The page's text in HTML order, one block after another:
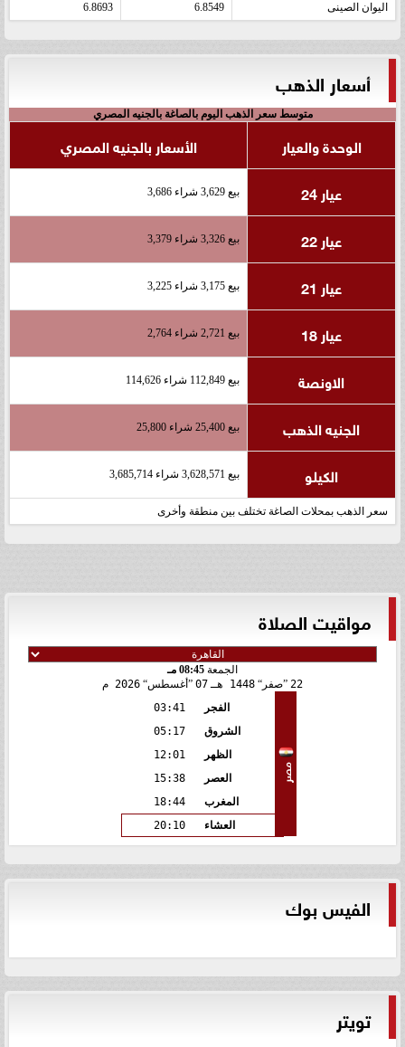
اليوان الصينى 6.8549
6.8693
أسعار الذهب
متوسط سعر الذهب اليوم بالصاغة بالجنيه المصري
الوحدة والعيار
الأسعار بالجنيه المصري
عيار 24
بيع 3,629 شراء 3,686
عيار 22 بيع 3,326 شراء 3,379
عيار 21 بيع 3,175 شراء 3,225
عيار 18 بيع 2,721 شراء 2,764
الاونصة بيع 112,849 شراء 114,626
الجنيه الذهب بيع 25,400 شراء 25,800
الكيلو بيع 3,628,571 شراء 3,685,714
سعر الذهب بمحلات الصاغة تختلف بين منطقة وأخرى
مواقيت الصلاة
الجمعة 08:45 مـ
22 صفر 1448 هـ 07 أغسطس 2026 م
مصر
الفجر
03:41
الشروق
05:17
الظهر
12:01
العصر
15:38
المغرب
18:44
العشاء
20:10
الفيس بوك
تويتر